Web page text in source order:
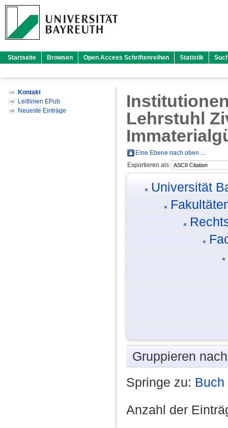
Startseite Browsen Open Access Schriftenreihen Statistik
Kontakt
Leitlinien EPub
Neueste Einträge
Lehrstuhl
Eine Ebene nach oben ...
Exportieren als
Universität
Gruppieren
Springe zu:
Anzahl der